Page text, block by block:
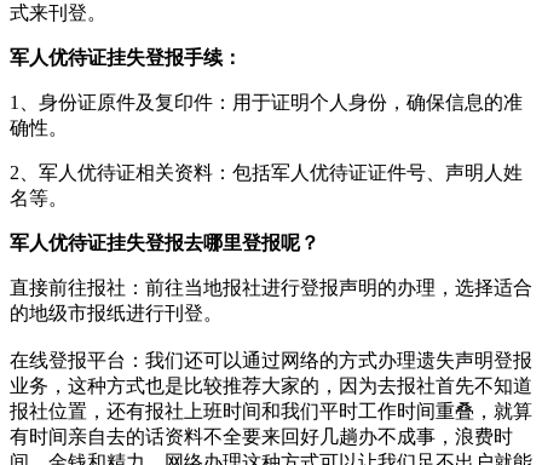
式来刊登。
军人优待证挂失登报手续：
1、身份证原件及复印件‌：用于证明个人身份，确保信息的准
确性。
2、军人优待证相关资料‌：包括军人优待证证件号、声明人姓
名等。
军人优待证挂失登报去哪里登报呢？
直接前往报社‌：‌前往当地报社进行登报声明的办理，‌选择适合
的地级市报纸进行刊登。‌
在线登报平台‌：‌我们还可以通过网络的方式办理遗失声明登报
业务，这种方式也是比较推荐大家的，因为去报社首先不知道
报社位置，还有报社上班时间和我们平时工作时间重叠，就算
有时间亲自去的话资料不全要来回好几趟办不成事，浪费时